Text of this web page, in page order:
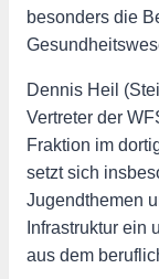
besonders die
Dennis Heil
Vertreter der
Fraktion im
setzt sich
Jugendthemen
Infrastruktur ein
aus dem